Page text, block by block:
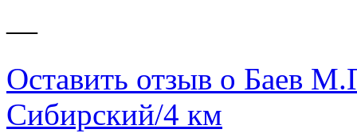
—
Оставить отзыв о Баев
Сибирский/4 км